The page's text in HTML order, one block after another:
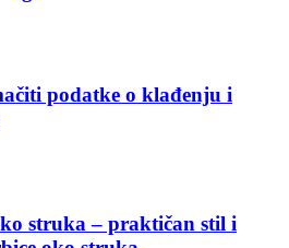
podatke o klađenju i
struka – praktičan stil i